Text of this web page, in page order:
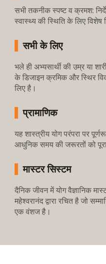
सभी तकनीक स्पष्ट व क्रमश:
स्वास्थ्य की स्थिति के लिए विशेष
सभी के लिए
भले ही अभ्यसार्थी की उम्र या
के डिजाइन क्रमिक और स्थिर
लिए है।
प्रामाणिक
यह शास्त्रीय योग परंपरा पर
आधुनिक समय की जरूरतों को
मास्टर सिस्टम
दैनिक जीवन में योग वैज्ञानिक
महेश्वरानंद द्वारा रचित है जो
एक वंशज है।